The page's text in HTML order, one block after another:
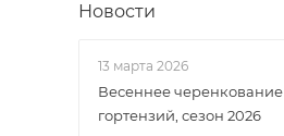
Новости
13 марта 2026
Весеннее черенкование
гортензий, сезон 2026